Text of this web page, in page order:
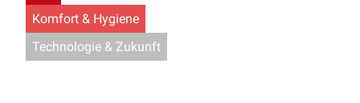
Komfort & Hygiene
Technologie & Zukunft